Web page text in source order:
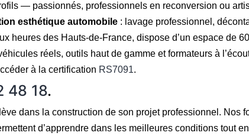
— passionnés, professionnels en reconversion ou
esthétique automobile : lavage professionnel,
heures des Hauts-de-France, dispose d’un espace de
réels, outils haut de gamme et formateurs à
à la certification RS7091.
48 18.
dans la construction de son projet professionnel. Nos
d’apprendre dans les meilleures conditions tout